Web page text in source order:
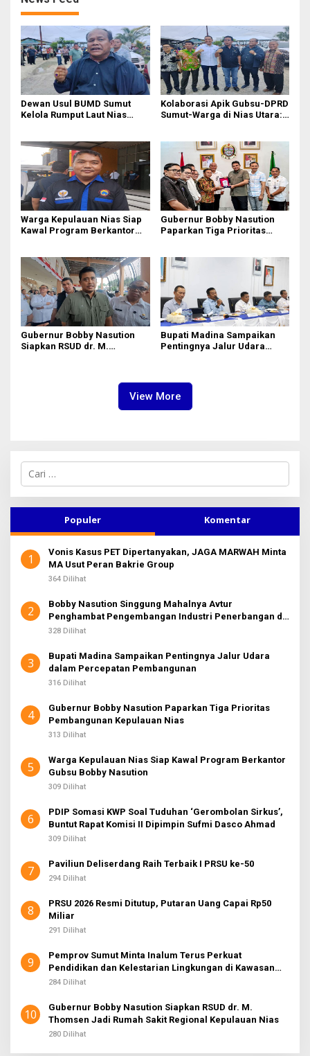
Dewan Usul BUMD Sumut
Kelola Rumput Laut Nias
Kolaborasi Apik Gubsu-DPRD
Sumut-Warga di Nias Utara:
Warga Kepulauan Nias Siap
Kawal Program Berkantor
Gubernur Bobby Nasution
Paparkan Tiga Prioritas
Gubernur Bobby Nasution
Siapkan RSUD dr. M.
Bupati Madina Sampaikan
Pentingnya Jalur Udara
View More
C
i
n
u
k
Populer Komentar
1
Vonis Kasus PET Dipertanyakan, JAGA MARWAH Minta
MA Usut Peran Bakrie Group
364 Dilihat
2
Bobby Nasution Singgung Mahalnya Avtur
Penghambat Pengembangan Industri Penerbangan di
Sumut
328 Dilihat
3
Bupati Madina Sampaikan Pentingnya Jalur Udara
dalam Percepatan Pembangunan
316 Dilihat
4
Gubernur Bobby Nasution Paparkan Tiga Prioritas
Pembangunan Kepulauan Nias
313 Dilihat
5
Warga Kepulauan Nias Siap Kawal Program Berkantor
Gubsu Bobby Nasution
309 Dilihat
6
PDIP Somasi KWP Soal Tuduhan ‘Gerombolan Sirkus’,
Buntut Rapat Komisi II Dipimpin Sufmi Dasco Ahmad
309 Dilihat
7 Paviliun Deliserdang Raih Terbaik I PRSU ke-50
294 Dilihat
8
PRSU 2026 Resmi Ditutup, Putaran Uang Capai Rp50
Miliar
291 Dilihat
9
Pemprov Sumut Minta Inalum Terus Perkuat
Pendidikan dan Kelestarian Lingkungan di Kawasan
Danau Toba
284 Dilihat
10
Gubernur Bobby Nasution Siapkan RSUD dr. M.
Thomsen Jadi Rumah Sakit Regional Kepulauan Nias
280 Dilihat